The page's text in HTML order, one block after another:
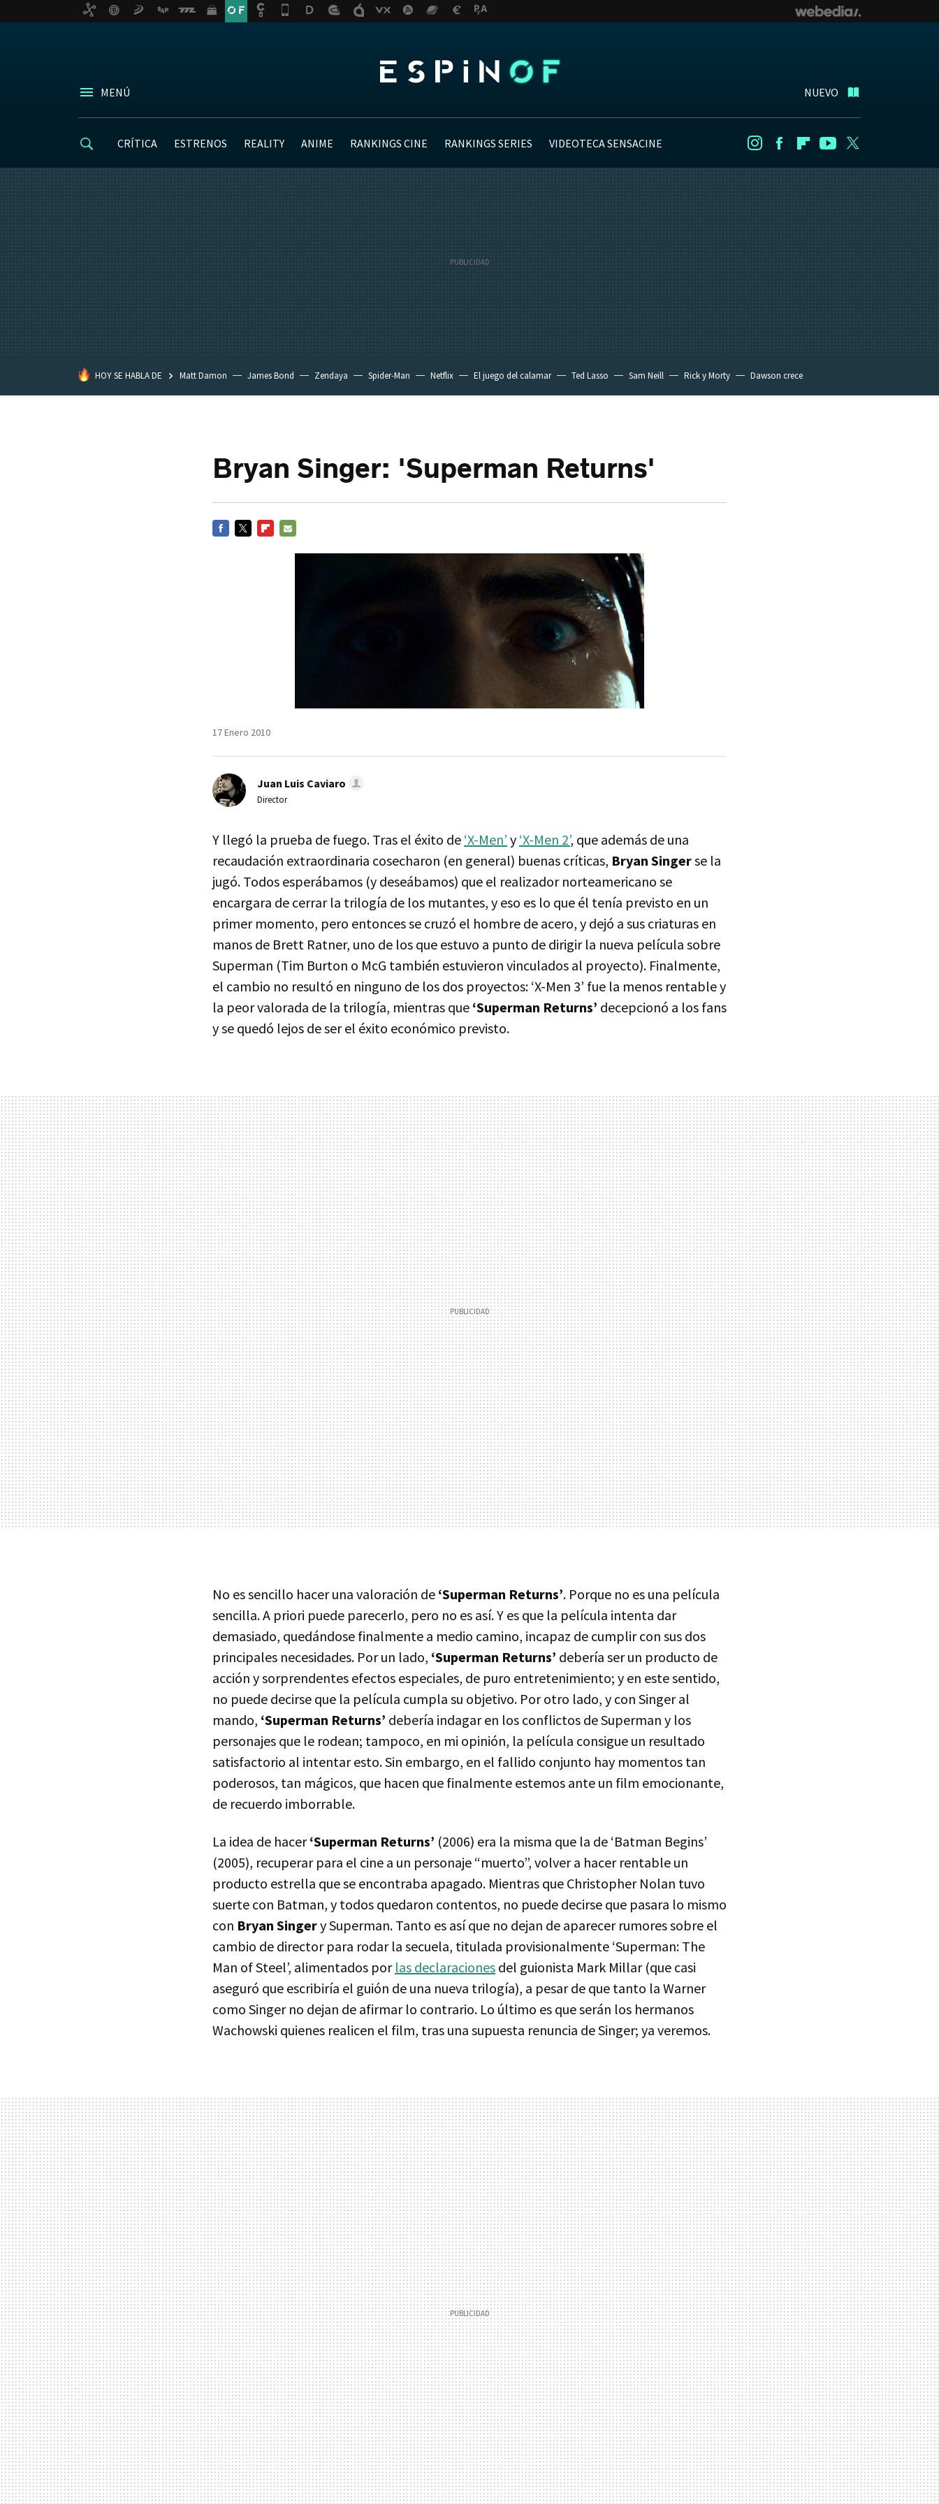
MENÚ NUEVO
CRÍTICA ESTRENOS REALITY ANIME RANKINGS CINE RANKINGS SERIES VIDEOTECA SENSACINE InstagramFacebookFlipboard
Youtube
HOY SE HABLA DE Matt Damon James Bond Zendaya Spider-Man Netflix El juego del calamar Ted Lasso Sam Neill Rick y Morty Dawson crece
Bryan Singer: 'Superman Returns'
17 Enero 2010
Juan Luis Caviaro
Director
Y llegó la prueba de fuego. Tras el éxito de ‘X-Men’ y ‘X-Men 2’, que además de una
recaudación extraordinaria cosecharon (en general) buenas críticas, Bryan Singerse la
jugó. Todos esperábamos (y deseábamos) que el realizador norteamericano se
encargara de cerrar la trilogía de los mutantes, y eso es lo que él tenía previsto en un
primer momento, pero entonces se cruzó el hombre de acero, y dejó a sus criaturas en
manos de Brett Ratner, uno de los que estuvo a punto de dirigir la nueva película sobre
Superman (Tim Burton o McG también estuvieron vinculados al proyecto). Finalmente,
el cambio no resultó en ninguno de los dos proyectos: ‘X-Men 3’ fue la menos rentable y
la peor valorada de la trilogía, mientras que ‘Superman Returns’ decepcionó a los fans
y se quedó lejos de ser el éxito económico previsto.
No es sencillo hacer una valoración de ‘Superman Returns’. Porque no es una película
sencilla. A priori puede parecerlo, pero no es así. Y es que la película intenta dar
demasiado, quedándose finalmente a medio camino, incapaz de cumplir con sus dos
principales necesidades. Por un lado, ‘Superman Returns’ debería ser un producto de
acción y sorprendentes efectos especiales, de puro entretenimiento; y en este sentido,
no puede decirse que la película cumpla su objetivo. Por otro lado, y con Singer al
mando, ‘Superman Returns’ debería indagar en los conflictos de Superman y los
personajes que le rodean; tampoco, en mi opinión, la película consigue un resultado
satisfactorio al intentar esto. Sin embargo, en el fallido conjunto hay momentos tan
poderosos, tan mágicos, que hacen que finalmente estemos ante un film emocionante,
de recuerdo imborrable.
La idea de hacer‘Superman Returns’ (2006) era la misma que la de ‘Batman Begins’
(2005), recuperar para el cine a un personaje “muerto”, volver a hacer rentable un
producto estrella que se encontraba apagado. Mientras que Christopher Nolan tuvo
suerte con Batman, y todos quedaron contentos, no puede decirse que pasara lo mismo
con Bryan Singery Superman. Tanto es así que no dejan de aparecer rumores sobre el
cambio de director para rodar la secuela, titulada provisionalmente ‘Superman: The
Man of Steel’, alimentados por las declaraciones del guionista Mark Millar (que casi
aseguró que escribiría el guión de una nueva trilogía), a pesar de que tanto la Warner
como Singer no dejan de afirmar lo contrario. Lo último es que serán los hermanos
Wachowski quienes realicen el film, tras una supuesta renuncia de Singer; ya veremos.